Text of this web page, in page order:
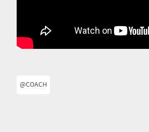
@COACH